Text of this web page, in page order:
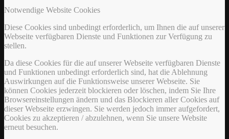
Notwendige Website Cookies
Diese Cookies sind unbedingt erforderlich, um Ihnen die auf unserer
Webseite verfügbaren Dienste und Funktionen zur Verfügung zu
stellen.
Da diese Cookies für die auf unserer Webseite verfügbaren Dienste
und Funktionen unbedingt erforderlich sind, hat die Ablehnung
Auswirkungen auf die Funktionsweise unserer Webseite. Sie
können Cookies jederzeit blockieren oder löschen, indem Sie Ihre
Browsereinstellungen ändern und das Blockieren aller Cookies auf
dieser Webseite erzwingen. Sie werden jedoch immer aufgefordert,
Cookies zu akzeptieren / abzulehnen, wenn Sie unsere Website
erneut besuchen.